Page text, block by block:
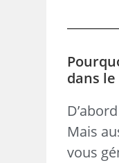
dans
Mais
vous